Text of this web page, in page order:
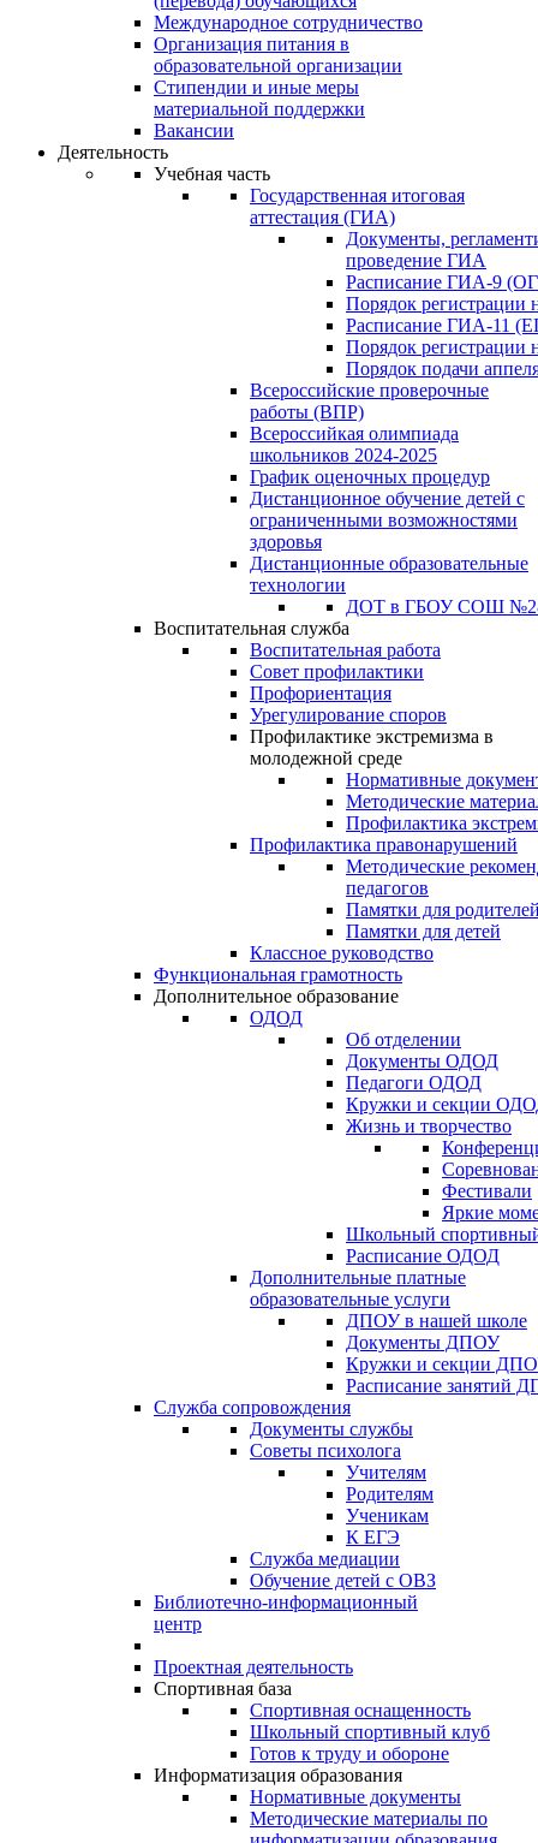
Международное сотрудничество
Организация питания в
образовательной организации
Стипендии и иные меры
материальной поддержки
Вакансии
Деятельность
Учебная часть
Государственная итоговая
аттестация (ГИА)
Документы,
проведение ГИА
Расписание ГИА-9
Порядок регистрации
Расписание ГИА-11
Порядок регистрации
Порядок подачи
Всероссийские проверочные
работы (ВПР)
Всероссийкая олимпиада
школьников 2024-2025
График оценочных процедур
Дистанционное обучение детей с
ограниченными возможностями
здоровья
Дистанционные образовательные
технологии
ДОТ в ГБОУ СОШ
Воспитательная служба
Воспитательная работа
Совет профилактики
Профориентация
Урегулирование споров
Профилактике экстремизма в
молодежной среде
Нормативные
Методические
Профилактика
Профилактика правонарушений
Методические
педагогов
Памятки для
Памятки для детей
Классное руководство
Функциональная грамотность
Дополнительное образование
ОДОД
Об отделении
Документы ОДОД
Педагоги ОДОД
Кружки и секции
Жизнь и творчество
Фестивали
Яркие
Школьный
Расписание ОДОД
Дополнительные платные
образовательные услуги
ДПОУ в нашей школе
Документы ДПОУ
Кружки и секции
Расписание занятий
Служба сопровождения
Документы службы
Советы психолога
Учителям
Родителям
Ученикам
К ЕГЭ
Служба медиации
Обучение детей с ОВЗ
Библиотечно-информационный
центр
Проектная деятельность
Спортивная база
Спортивная оснащенность
Школьный спортивный клуб
Готов к труду и обороне
Информатизация образования
Нормативные документы
Методические материалы по